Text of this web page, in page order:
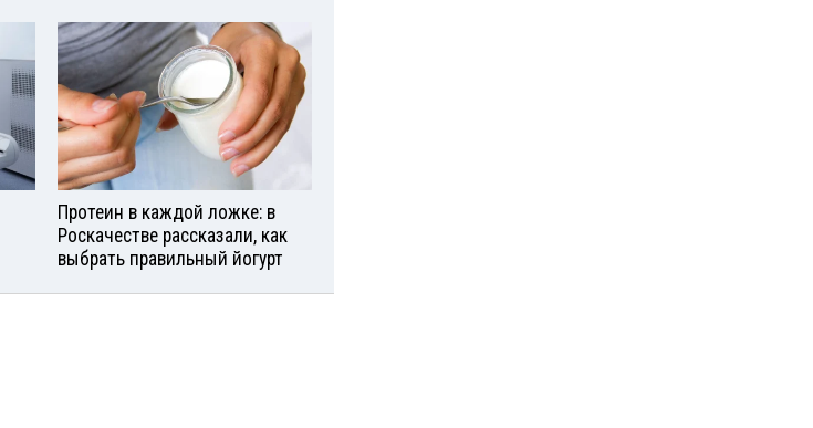
Протеин в каждой ложке: в
Роскачестве рассказали, как
выбрать правильный йогурт